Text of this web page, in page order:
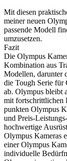
Mit diesen
meiner neuen
passende Modell
umzusetzen.
Fazit
Die Olympus
Kombination aus
Modellen, darunter
die Tough Serie für
ab. Olympus bleibt
mit fortschrittlichen
punkten Olympus
und Preis-
hochwertige
Olympus Kameras
einer Olympus
individuelle